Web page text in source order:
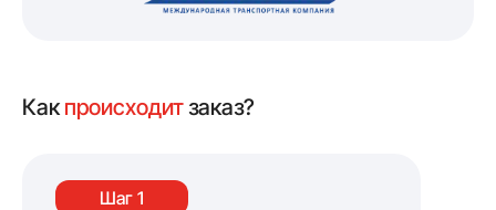
Какпроисходитзаказ?
Шаг 1